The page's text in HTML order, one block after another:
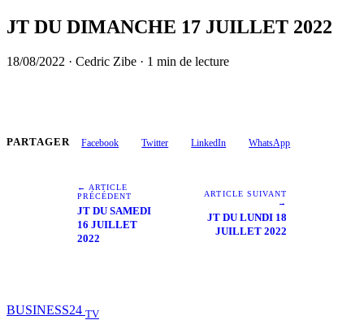
JT DU DIMANCHE 17 JUILLET 2022
18/08/2022 · Cedric Zibe · 1 min de lecture
PARTAGER Facebook Twitter LinkedIn WhatsApp
← ARTICLE
PRÉCÉDENT
JT DU SAMEDI
16 JUILLET
2022
ARTICLE SUIVANT
→
JT DU LUNDI 18
JUILLET 2022
BUSINESS24 TV